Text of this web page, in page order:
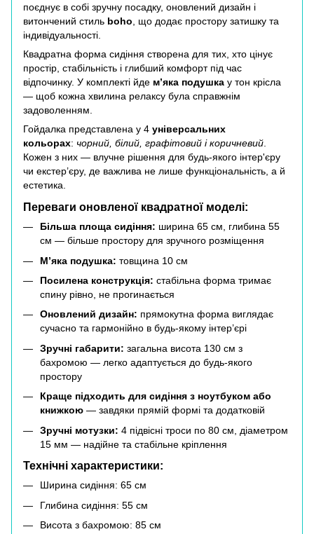
поєднує в собі зручну посадку, оновлений дизайн і
витончений стиль boho, що додає простору затишку та
індивідуальності.
Квадратна форма сидіння створена для тих, хто цінує
простір, стабільність і глибший комфорт під час
відпочинку. У комплекті йде м’яка подушка у тон крісла
— щоб кожна хвилина релаксу була справжнім
задоволенням.
Гойдалка представлена у 4 універсальних
кольорах: чорний, білий, графітовий і коричневий.
Кожен з них — влучне рішення для будь-якого інтер'єру
чи екстер’єру, де важлива не лише функціональність, а й
естетика.
Переваги оновленої квадратної моделі:
Більша площа сидіння: ширина 65 см, глибина 55
см — більше простору для зручного розміщення
М’яка подушка: товщина 10 см
Посилена конструкція: стабільна форма тримає
спину рівно, не прогинається
Оновлений дизайн: прямокутна форма виглядає
сучасно та гармонійно в будь-якому інтер’єрі
Зручні габарити: загальна висота 130 см з
бахромою — легко адаптується до будь-якого
простору
Краще підходить для сидіння з ноутбуком або
книжкою — завдяки прямій формі та додатковій
Зручні мотузки: 4 підвісні троси по 80 см, діаметром
15 мм — надійне та стабільне кріплення
Технічні характеристики:
Ширина сидіння: 65 см
Глибина сидіння: 55 см
Висота з бахромою: 85 см